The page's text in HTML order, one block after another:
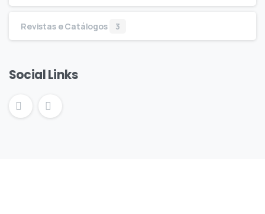
Revistas e Catálogos 3
Social Links